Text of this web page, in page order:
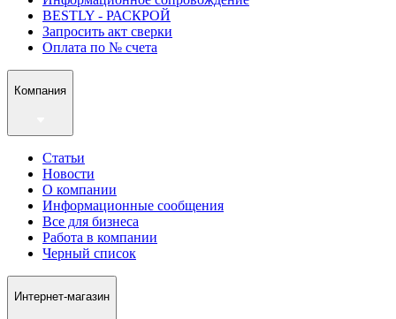
BESTLY - РАСКРОЙ
Запросить акт сверки
Оплата по № счета
Компания
Статьи
Новости
О компании
Информационные сообщения
Все для бизнеса
Работа в компании
Черный список
Интернет-магазин